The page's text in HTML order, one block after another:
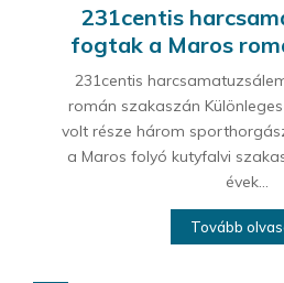
231centis
fogtak a Maros
231centis
román szakaszán
volt része három
a Maros folyó kutyfalvi
évek...
Tovább